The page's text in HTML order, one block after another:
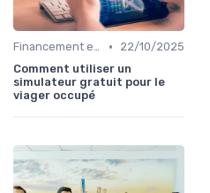
Financement et Prêts Immobiliers •
22/10/2025
Comment utiliser un
simulateur gratuit pour le
viager occupé